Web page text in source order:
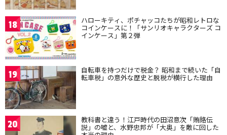
18 ハローキティ、ポチャッコたちが昭和レトロな
コインケースに！「サンリオキャラクターズ コ
インケース」第２弾
19 自転車を持つだけで税金？ 昭和まで続いた「自
転車税」の意外な歴史と脱税が横行した理由
20 教科書と違う！江戸時代の田沼意次「賄賂伝
説」の嘘と、水野忠邦が「大奥」を敵に回した